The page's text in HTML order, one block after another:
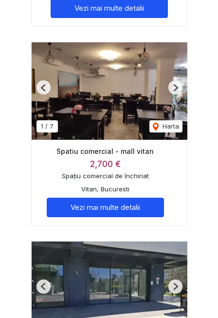
Vezi mai multe detalii
1 / 7 Harta
Previous Next
Spatiu comercial - mall vitan
2,700 €
Spațiu comercial de închiriat
Vitan, Bucuresti
Vezi mai multe detalii
Previous Next